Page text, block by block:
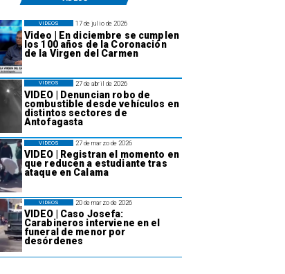
17 de julio de 2026
Video | En diciembre se cumplen
los 100 años de la Coronación
de la Virgen del Carmen
VIDEOS
27 de abril de 2026
VIDEO | Denuncian robo de
combustible desde vehículos en
distintos sectores de
Antofagasta
VIDEOS
27 de marzo de 2026
VIDEO | Registran el momento en
que reducen a estudiante tras
ataque en Calama
VIDEOS
20 de marzo de 2026
VIDEO | Caso Josefa:
Carabineros interviene en el
funeral de menor por
desórdenes
VIDEOS